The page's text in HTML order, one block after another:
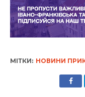
МІТКИ: НОВИНИ